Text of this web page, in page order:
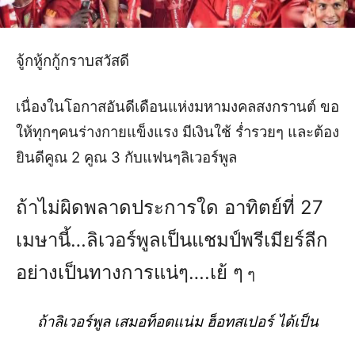
จู้กหู้กกู้กราบสวัสดี
เนื่องในโอกาสอันดีเดือนแห่งมหามงคลสงกรานต์ ขอ
ให้ทุกๆคนร่างกายแข็งแรง มีเงินใช้ ร่ำรวยๆ และต้อง
ยินดีคูณ 2 คูณ 3 กับแฟนๆลิเวอร์พูล
ถ้าไม่ผิดพลาดประการใด อาทิตย์ที่ 27
เมษานี้…ลิเวอร์พูลเป็นแชมป์พรีเมียร์ลีก
อย่างเป็นทางการแน่ๆ….เย้ ๆ ๆ
ถ้าลิเวอร์พูล เสมอท็อตแน่ม ฮ็อทสเปอร์ ได้เป็น